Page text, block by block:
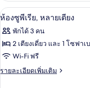
เดี่ยว
2
เตียง
กับ
ห้อง
พี
เรีย,
เดี่ยว
2
เตียง
เปิด
ภาพถ่าย
ทั้งหมด
ของ
ห้อง
9
ห้องซูพีเรีย, หลายเตียง
พักได้ 3 คน
2 เตียงเดี่ยว และ 1 โซฟา
Wi-Fi ฟรี
รายละเอียดเพิ่มเติม
ราย